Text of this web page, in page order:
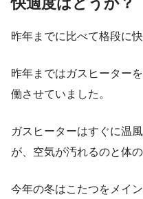
昨年までに比べて格段に快
昨年まではガスヒーター
働させていました。
ガスヒーターはすぐに温
が、空気が汚れるのと体
今年の冬はこたつをメイ